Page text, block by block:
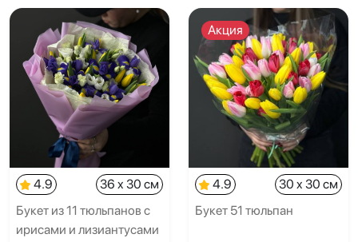
4.9
36 x 30 см
Букет из 11 тюльпанов с
ирисами и лизиантусами
Акция
4.9
30 x 30 см
Букет 51 тюльпан